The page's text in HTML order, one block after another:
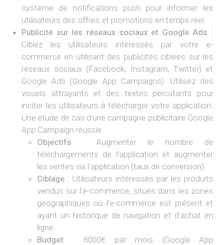
système de notifications push pour informer les
utilisateurs des offres et promotions en temps réel.
Publicité sur les réseaux sociaux et Google Ads :
Ciblez les utilisateurs intéressés par votre e-
commerce en utilisant des publicités ciblées sur les
réseaux sociaux (Facebook, Instagram, Twitter) et
Google Ads (Google App Campaigns). Utilisez des
visuels attrayants et des textes percutants pour
inciter les utilisateurs à télécharger votre application.
Une étude de cas d’une campagne publicitaire Google
App Campaign réussie :
Objectifs : Augmenter le nombre de
téléchargements de l’application et augmenter
les ventes via l’application (taux de conversion).
Ciblage : Utilisateurs intéressés par les produits
vendus sur l’e-commerce, situés dans les zones
géographiques où l’e-commerce est présent et
ayant un historique de navigation et d’achat en
ligne.
Budget : 6000€ par mois (Google App